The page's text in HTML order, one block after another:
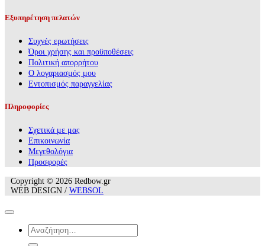
Εξυπηρέτηση πελατών
Συχνές ερωτήσεις
Όροι χρήσης και προϋποθέσεις
Πολιτική απορρήτου
Ο λογαριασμός μου
Εντοπισμός παραγγελίας
Πληροφορίες
Σχετικά με μας
Επικοινωνία
Mεγεθολόγια
Προσφορές
Copyright © 2026 Redbow.gr
WEB DESIGN / WEBSOL
Αναζήτηση
για: